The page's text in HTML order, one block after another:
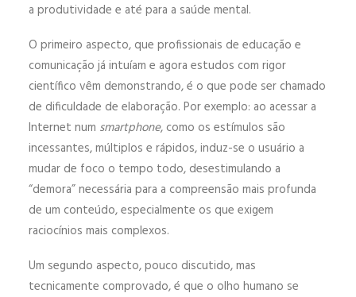
a produtividade e até para a saúde mental.
O primeiro aspecto, que profissionais de educação e
comunicação já intuíam e agora estudos com rigor
científico vêm demonstrando, é o que pode ser chamado
de dificuldade de elaboração. Por exemplo: ao acessar a
Internet num smartphone, como os estímulos são
incessantes, múltiplos e rápidos, induz-se o usuário a
mudar de foco o tempo todo, desestimulando a
“demora” necessária para a compreensão mais profunda
de um conteúdo, especialmente os que exigem
raciocínios mais complexos.
Um segundo aspecto, pouco discutido, mas
tecnicamente comprovado, é que o olho humano se